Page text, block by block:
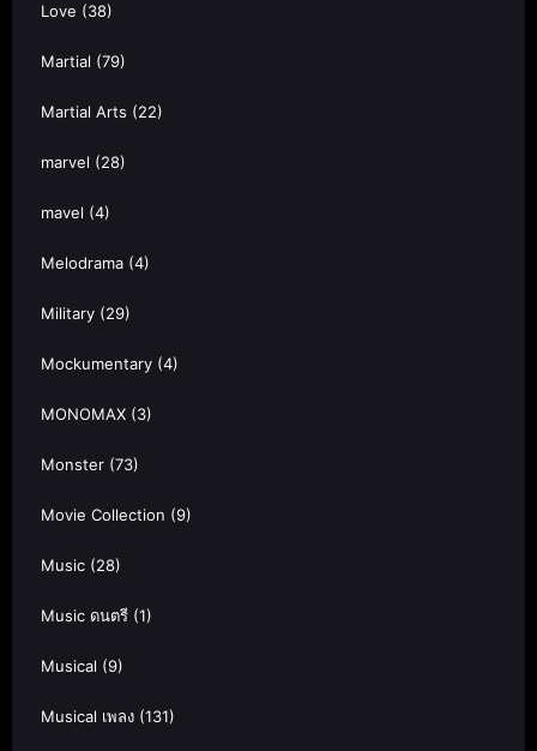
Love (38)
Martial (79)
Martial Arts (22)
marvel (28)
mavel (4)
Melodrama (4)
Military (29)
Mockumentary (4)
MONOMAX (3)
Monster (73)
Movie Collection (9)
Music (28)
Music ดนตรี (1)
Musical (9)
Musical เพลง (131)